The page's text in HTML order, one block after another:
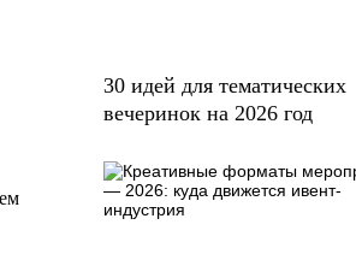
30 идей для тематических
вечеринок на 2026 год